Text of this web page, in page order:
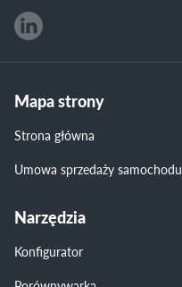
Mapa strony
Strona główna
Umowa sprzedaży samochodu
Narzędzia
Konfigurator